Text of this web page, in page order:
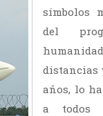
símbolos
del
distancias
años, lo
a todos